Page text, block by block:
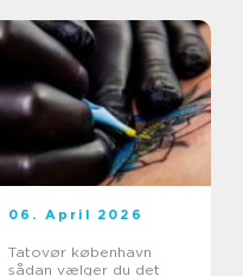
06. April 2026
Tatovør københavn
sådan vælger du det